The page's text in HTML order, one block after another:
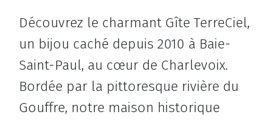
Découvrez le charmant Gîte TerreCiel,
un bijou caché depuis 2010 à Baie-
Saint-Paul, au cœur de Charlevoix.
Bordée par la pittoresque rivière du
Gouffre, notre maison historique